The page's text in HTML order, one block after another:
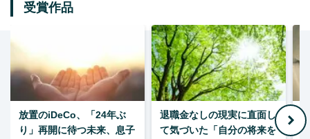
受賞作品
放置のiDeCo、「24年ぶ
り」再開に待つ未来、息子
退職金なしの現実に直面し
て気づいた「自分の将来を